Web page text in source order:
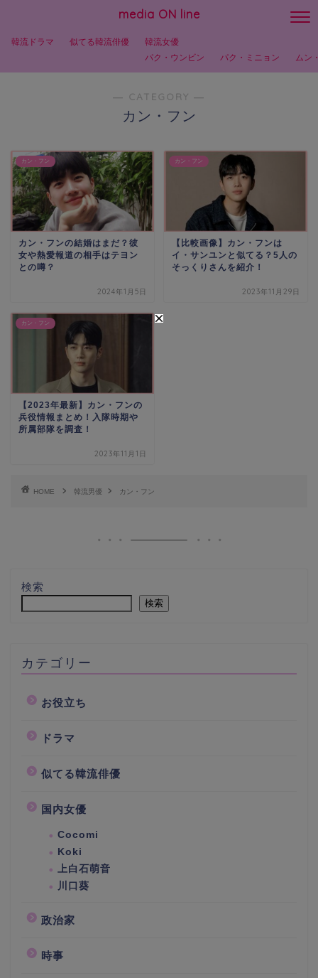
media ON line
韓流ドラマ 似てる韓流俳優
韓流女優
パク・ウンビン
パク・ミニョン ムン
― CATEGORY ―
カン・フン
カン・フン
カン・フンの結婚はまだ？彼
女や熱愛報道の相手はテヨン
との噂？
2024年1月5日
カン・フン
【比較画像】カン・フンは
イ・サンユンと似てる？5人の
そっくりさんを紹介！
2023年11月29日
カン・フン
【2023年最新】カン・フンの
兵役情報まとめ！入隊時期や
所属部隊を調査！
2023年11月1日
HOME 韓流男優 カン・フン
検索
検索
カテゴリー
お役立ち
ドラマ
似てる韓流俳優
国内女優
Cocomi
Koki
上白石萌音
川口葵
政治家
時事